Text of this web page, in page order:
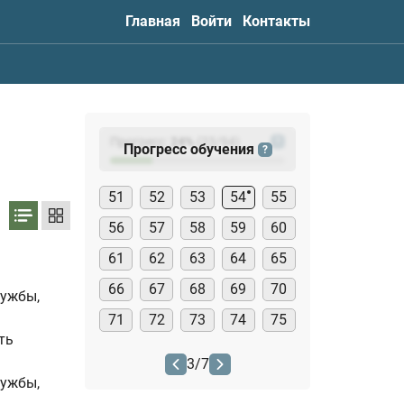
Главная Войти Контакты
Прогресс: (23
Прогресс обучения ?
51 52 53 54
55
56
57 58 59
60
61
62 63 64
65
66
67 68 69
70
71
72 73 74 75
3/7